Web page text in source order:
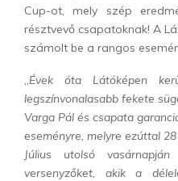
Cup-ot, mely szép
résztvevő csapatoknak! A
számolt be a rangos
„Évek óta Látóképen
legszínvonalasabb fekete
Varga Pál és csapata
eseményre, melyre ezúttal
Július utolsó
versenyzőket, akik a